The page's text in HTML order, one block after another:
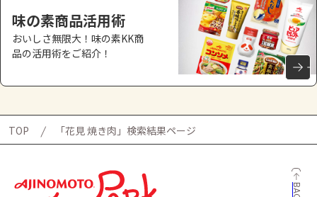
味の素商品活用術
おいしさ無限大！味の素KK商
品の活用術をご紹介！
TOP 「花見 焼き肉」検索結果ページ